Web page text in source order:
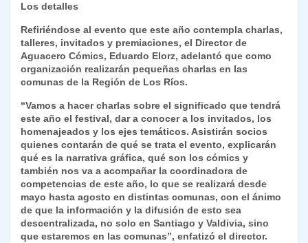
Los detalles
Refiriéndose al evento que este año contempla charlas,
talleres, invitados y premiaciones, el Director de
Aguacero Cómics, Eduardo Elorz, adelantó que como
organización realizarán pequeñas charlas en las
comunas de la Región de Los Ríos.
“Vamos a hacer charlas sobre el significado que tendrá
este año el festival, dar a conocer a los invitados, los
homenajeados y los ejes temáticos. Asistirán socios
quienes contarán de qué se trata el evento, explicarán
qué es la narrativa gráfica, qué son los cómics y
también nos va a acompañar la coordinadora de
competencias de este año, lo que se realizará desde
mayo hasta agosto en distintas comunas, con el ánimo
de que la información y la difusión de esto sea
descentralizada, no solo en Santiago y Valdivia, sino
que estaremos en las comunas”, enfatizó el director.